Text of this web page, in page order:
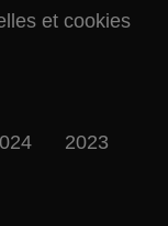
et cookies
2023